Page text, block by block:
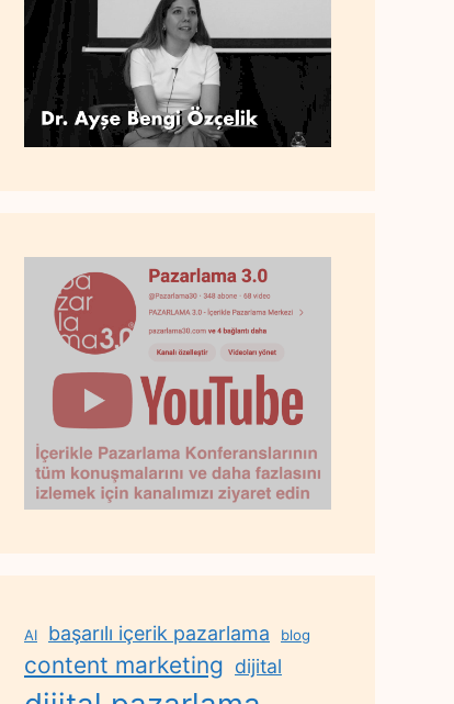
AI başarılı içerik pazarlama blog
content marketing dijital